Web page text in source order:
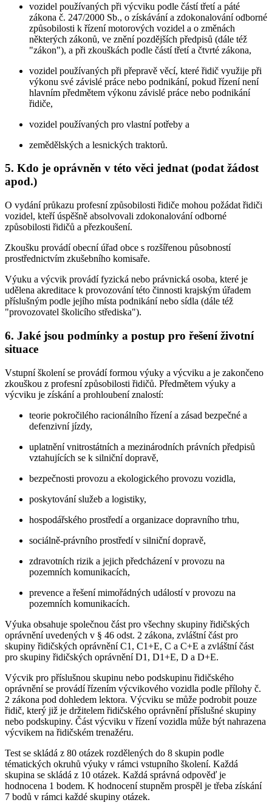
vozidel používaných při výcviku podle částí třetí a páté
zákona č. 247/2000 Sb., o získávání a zdokonalování odborné
způsobilosti k řízení motorových vozidel a o změnách
některých zákonů, ve znění pozdějších předpisů (dále též
"zákon"), a při zkouškách podle částí třetí a čtvrté zákona,
vozidel používaných při přepravě věcí, které řidič využije při
výkonu své závislé práce nebo podnikání, pokud řízení není
hlavním předmětem výkonu závislé práce nebo podnikání
řidiče,
vozidel používaných pro vlastní potřeby a
zemědělských a lesnických traktorů.
5. Kdo je oprávněn v této věci jednat (podat žádost
apod.)
O vydání průkazu profesní způsobilosti řidiče mohou požádat řidiči
vozidel, kteří úspěšně absolvovali zdokonalování odborné
způsobilosti řidičů a přezkoušení.
Zkoušku provádí obecní úřad obce s rozšířenou působností
prostřednictvím zkušebního komisaře.
Výuku a výcvik provádí fyzická nebo právnická osoba, které je
udělena akreditace k provozování této činnosti krajským úřadem
příslušným podle jejího místa podnikání nebo sídla (dále též
"provozovatel školicího střediska").
6. Jaké jsou podmínky a postup pro řešení životní
situace
Vstupní školení se provádí formou výuky a výcviku a je zakončeno
zkouškou z profesní způsobilosti řidičů. Předmětem výuky a
výcviku je získání a prohloubení znalostí:
teorie pokročilého racionálního řízení a zásad bezpečné a
defenzivní jízdy,
uplatnění vnitrostátních a mezinárodních právních předpisů
vztahujících se k silniční dopravě,
bezpečnosti provozu a ekologického provozu vozidla,
poskytování služeb a logistiky,
hospodářského prostředí a organizace dopravního trhu,
sociálně-právního prostředí v silniční dopravě,
zdravotních rizik a jejich předcházení v provozu na
pozemních komunikacích,
prevence a řešení mimořádných událostí v provozu na
pozemních komunikacích.
Výuka obsahuje společnou část pro všechny skupiny řidičských
oprávnění uvedených v § 46 odst. 2 zákona, zvláštní část pro
skupiny řidičských oprávnění C1, C1+E, C a C+E a zvláštní část
pro skupiny řidičských oprávnění D1, D1+E, D a D+E.
Výcvik pro příslušnou skupinu nebo podskupinu řidičského
oprávnění se provádí řízením výcvikového vozidla podle přílohy č.
2 zákona pod dohledem lektora. Výcviku se může podrobit pouze
řidič, který již je držitelem řidičského oprávnění příslušné skupiny
nebo podskupiny. Část výcviku v řízení vozidla může být nahrazena
výcvikem na řidičském trenažéru.
Test se skládá z 80 otázek rozdělených do 8 skupin podle
tématických okruhů výuky v rámci vstupního školení. Každá
skupina se skládá z 10 otázek. Každá správná odpověď je
hodnocena 1 bodem. K hodnocení stupněm prospěl je třeba získání
7 bodů v rámci každé skupiny otázek.